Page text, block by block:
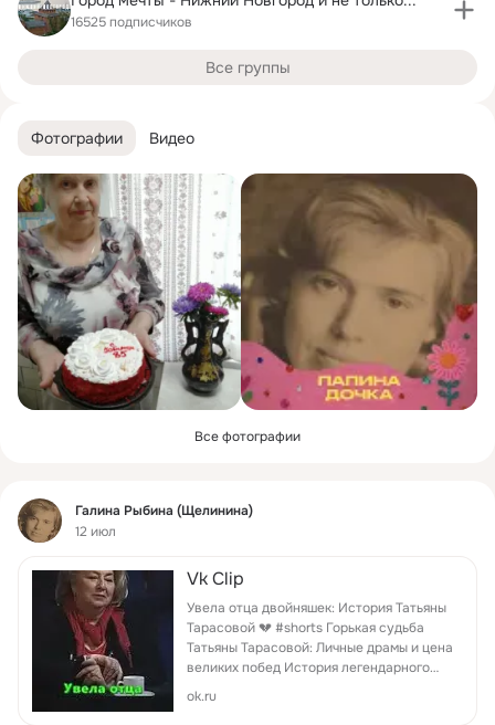
Фотографии Видео
Все фотографии
Фид
Галина Рыбина (Щелинина)
12 июл
Vk Clip
Увела отца двойняшек: История Татьяны
Тарасовой 💔 #shorts Горькая судьба
Татьяны Тарасовой: Личные драмы и цена
великих побед История легендарного
тренера Татьяны Тарасовой, которая
ok.ru
16525 подписчиков
Все группы